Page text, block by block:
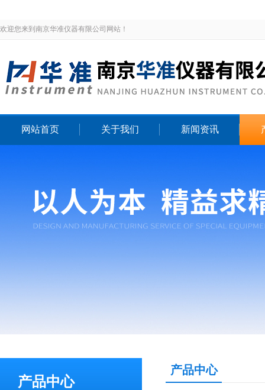
欢迎您来到南京华准仪器有限公司网站！
网站首页 关于我们 新闻资讯
产品中心
产品中心